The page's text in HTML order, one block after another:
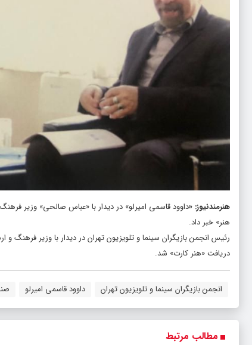
هنرمندنیوز: «داوود قاسمی امیرلو» در دیدار با «عباس صالحی» وزیر
هنر» خبر داد.
رئیس انجمن بازیگران سینما و تلویزیون تهران در دیدار با وزیر
دریافت «هنر کارت» شد.
انجمن بازیگران سینما و تلویزیون تهران داوود قاسمی امیرلو
مطالب مرتبط